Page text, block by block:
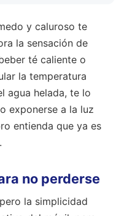
y caluroso te
la sensación de
té caliente o
la temperatura
agua helada, te lo
exponerse a la luz
entienda que ya es
no perderse
la simplicidad